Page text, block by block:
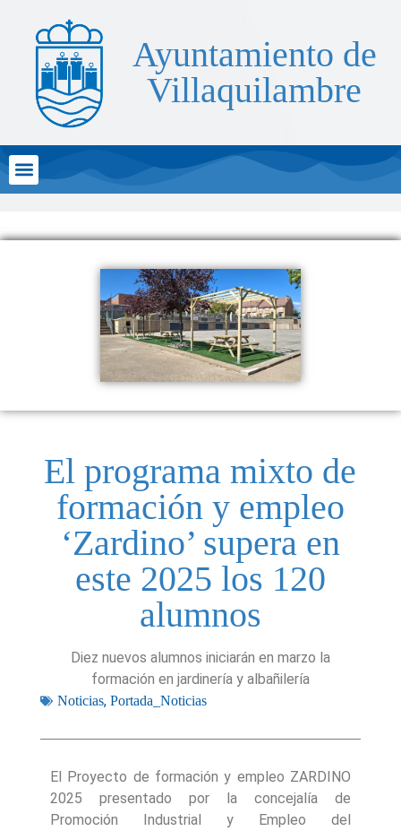
Ayuntamiento de
Villaquilambre
El programa mixto de
formación y empleo
‘Zardino’ supera en
este 2025 los 120
alumnos
Diez nuevos alumnos iniciarán en marzo la
formación en jardinería y albañilería
Noticias, Portada_Noticias
El Proyecto de formación y empleo ZARDINO
2025 presentado por la concejalía de
Promoción Industrial y Empleo del